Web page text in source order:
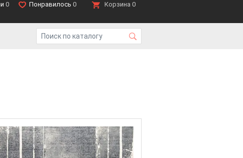
0 Понравилось 0 Корзина 0